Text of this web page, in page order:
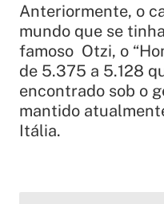
Anteriormente, o
mundo que se
famoso Otzi, o
de 5.375 a 5.128
encontrado sob o
mantido
Itália.